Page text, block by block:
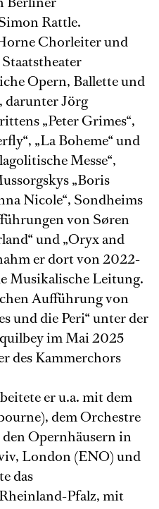
Rattle.
Chorleiter und
Opern, Ballette und
darunter Jörg
„Peter Grimes“,
„La Boheme“ und
Messe“,
„Boris
Nicole“, Sondheims
von Søren
und „Oryx and
er dort von 2022-
Musikalische Leitung.
Aufführung von
und die Peri“ unter der
im Mai 2025
des Kammerchors
er u.a. mit dem
dem Orchestre
den Opernhäusern in
London (ENO) und
das
Pfalz, mit